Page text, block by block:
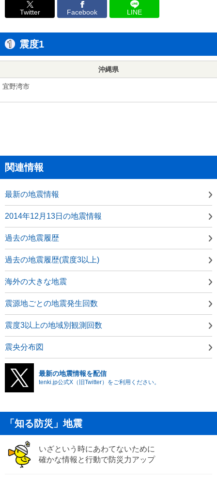
Twitter Facebook LINE
震度1
沖縄県
宜野湾市
関連情報
最新の地震情報
2014年12月13日の地震情報
過去の地震履歴
過去の地震履歴(震度3以上)
海外の大きな地震
震源地ごとの地震発生回数
震度3以上の地域別観測回数
震央分布図
最新の地震情報を配信
tenki.jp公式X（旧Twitter）をご利用ください。
「知る防災」地震
いざという時にあわてないために
確かな情報と行動で防災力アップ